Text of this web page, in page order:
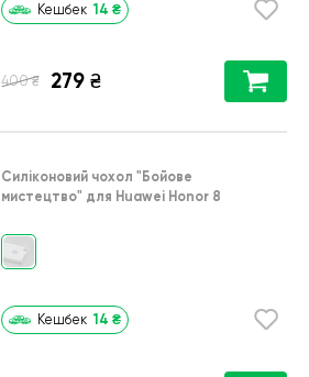
Кешбек 14 ₴
400 ₴ 279 ₴
Силіконовий чохол "Бойове
мистецтво" для Huawei Honor 8
Кешбек 14 ₴